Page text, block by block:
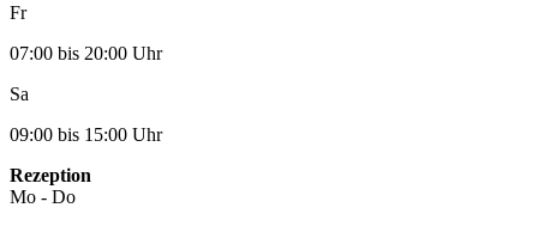
Fr
07:00 bis 20:00 Uhr
Sa
09:00 bis 15:00 Uhr
Rezeption
Mo - Do